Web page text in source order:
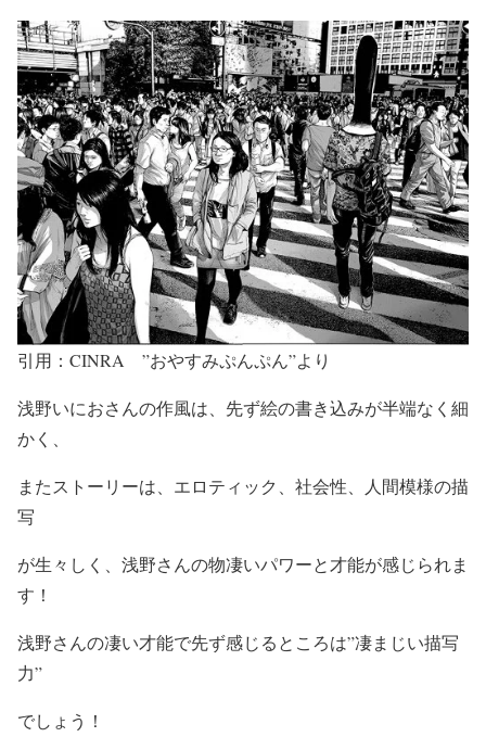
引用：CINRA ”おやすみぷんぷん”より
浅野いにおさんの作風は、先ず絵の書き込みが半端なく細
かく
またストーリーは、エロティック、社会性、人間模様の描
写
が生々しく、 浅野さんの物凄いパワーと才能が感じられま
す！
浅野さんの凄い才能で先ず感じるところは”凄まじい描写
力”
でしょう！